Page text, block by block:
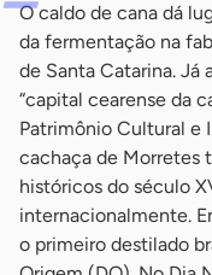
O caldo de cana dá
da fermentação na
de Santa Catarina. Já
“capital cearense da
Patrimônio Cultural e
cachaça de Morretes
históricos do século
internacionalmente.
o primeiro destilado